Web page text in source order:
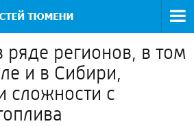
ряде регионов, в том
и в Сибири,
сложности с